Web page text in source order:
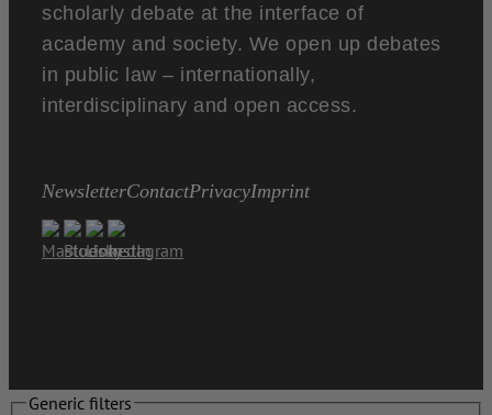
scholarly debate at the interface of
academy and society. We open up debates
in public law – internationally,
interdisciplinary and open access.
NewsletterContactPrivacyImprint
Generic filters